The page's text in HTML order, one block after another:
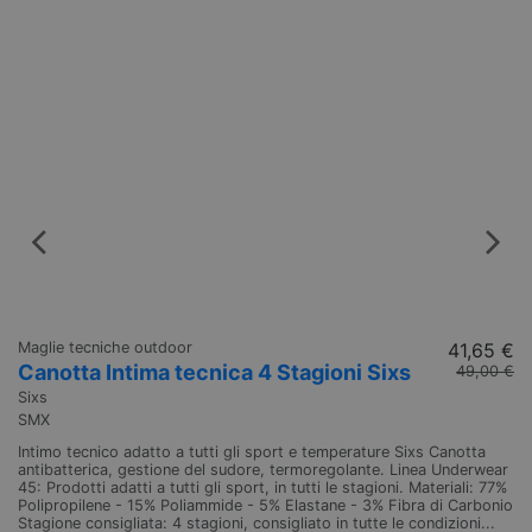
Maglie tecniche outdoor
Canotta Intima tecnica 4 Stagioni Sixs
Sixs
SMX
41,65 €
49,00 €
Intimo tecnico adatto a tutti gli sport e temperature Sixs Canotta
antibatterica, gestione del sudore, termoregolante. Linea Underwear
45: Prodotti adatti a tutti gli sport, in tutti le stagioni. Materiali: 77%
Polipropilene - 15% Poliammide - 5% Elastane - 3% Fibra di Carbonio
Stagione consigliata: 4 stagioni, consigliato in tutte le condizioni...